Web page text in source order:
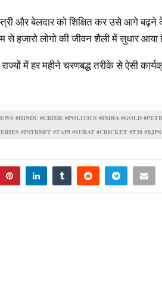
और बेलदार को शिक्षित कर उसे आगे बढ़ने
हजारो लोगो की जीवन शैली में सुधार आया
में हर महीने चरणबद्ध तरीके से ऐसी
#HINDU #CRIME #POLITICS #INDIA #GOLD
#INTRNET #TAPI #SURAT #CRICKET #T20